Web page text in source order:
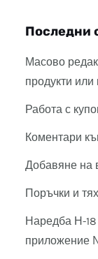
Последни
Масово
продукти или
Работа с
Коментари
Добавяне на
Поръчки и
Наредба Н-
приложение